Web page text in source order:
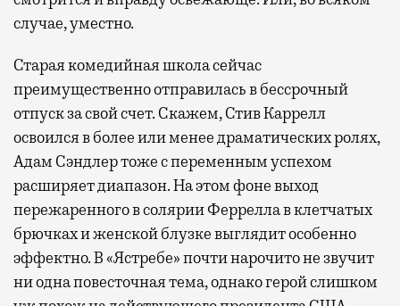
случае, уместно.
Старая комедийная школа сейчас
преимущественно отправилась в бессрочный
отпуск за свой счет. Скажем, Стив Каррелл
освоился в более или менее драматических ролях,
Адам Сэндлер тоже с переменным успехом
расширяет диапазон. На этом фоне выход
пережаренного в солярии Феррелла в клетчатых
брючках и женской блузке выглядит особенно
эффектно. В «Ястребе» почти нарочито не звучит
ни одна повесточная тема, однако герой слишком